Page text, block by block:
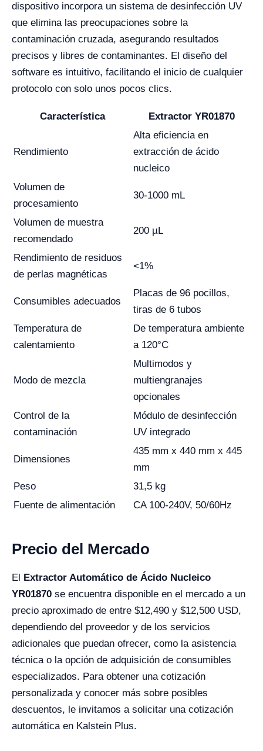
dispositivo incorpora un sistema de desinfección UV
que elimina las preocupaciones sobre la
contaminación cruzada, asegurando resultados
precisos y libres de contaminantes. El diseño del
software es intuitivo, facilitando el inicio de cualquier
protocolo con solo unos pocos clics.
Característica Extractor YR01870
Rendimiento
Alta eficiencia en
extracción de ácido
nucleico
Volumen de
procesamiento
30-1000 mL
Volumen de muestra
recomendado
200 µL
Rendimiento de residuos
de perlas magnéticas
<1%
Consumibles adecuados
Placas de 96 pocillos,
tiras de 6 tubos
Temperatura de
calentamiento
De temperatura ambiente
a 120°C
Modo de mezcla
Multimodos y
multiengranajes
opcionales
Control de la
contaminación
Módulo de desinfección
UV integrado
Dimensiones
435 mm x 440 mm x 445
mm
Peso
31,5 kg
Fuente de alimentación
CA 100-240V, 50/60Hz
Precio del Mercado
El
Extractor Automático de Ácido Nucleico
YR01870 se encuentra disponible en el mercado a un
precio aproximado de entre $12,490 y $12,500 USD,
dependiendo del proveedor y de los servicios
adicionales que puedan ofrecer, como la asistencia
técnica o la opción de adquisición de consumibles
especializados. Para obtener una cotización
personalizada y conocer más sobre posibles
descuentos, le invitamos a solicitar una cotización
automática en Kalstein Plus.